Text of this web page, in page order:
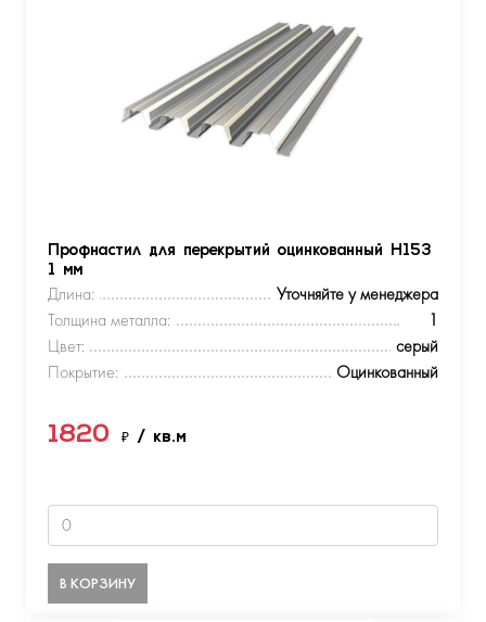
Профнастил для перекрытий оцинкованный Н153
1 мм
Длина:
Уточняйте у менеджера
Толщина металла:
1
Цвет:
серый
Покрытие:
Оцинкованный
1820 ₽ / кв.м
В КОРЗИНУ